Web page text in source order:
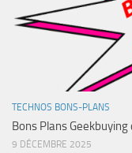
TECHNOS BONS-PLANS
Bons Plans
9 DÉCEMBRE 2025